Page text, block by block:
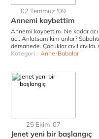
02 Temmuz '09
Annemi kaybettim
Annemi kaybettim. Ne kadar
acı. Anlatsam kim anlar?
dersanede. Çocuklar cıvıl
Kategori : Anne-Babalar
25 Ekim '07
Jenet yeni bir başlangıç